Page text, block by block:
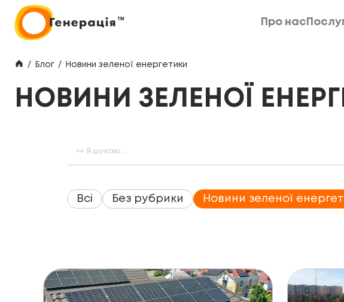
Про нас
/ Блог / Новини зеленої енергетики
НОВИНИ ЗЕЛЕНОЇ
Всі Без рубрики Новини зеленої